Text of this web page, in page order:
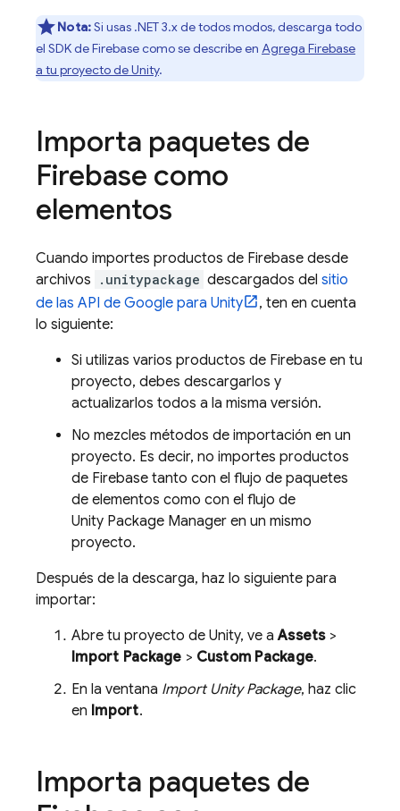
Nota:Si usas .NET 3.x de todos modos, descarga todo
el SDK de Firebase como se describe en Agrega Firebase
a tu proyecto de Unity.
Importa paquetes de
Firebase como
elementos
Cuando importes productos de Firebase desde
archivos
.unitypackage descargados del sitio
de las API de Google para Unity
, ten en cuenta
lo siguiente:
Si utilizas varios productos de Firebase en tu
proyecto, debes descargarlos y
actualizarlos todos a la misma versión.
No mezcles métodos de importación en un
proyecto. Es decir, no importes productos
de Firebase tanto con el flujo de paquetes
de elementos como con el flujo de
Unity Package Manager en un mismo
proyecto.
Después de la descarga, haz lo siguiente para
importar:
Abre tu proyecto de Unity, ve aAssets>
Import Package > Custom Package.
En la ventana Import Unity Package, haz clic
en Import.
Importa paquetes de